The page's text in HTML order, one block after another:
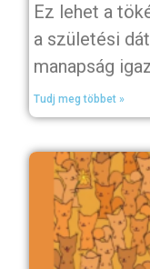
Ez lehet a
a születési
manapság
Tudj meg többet »